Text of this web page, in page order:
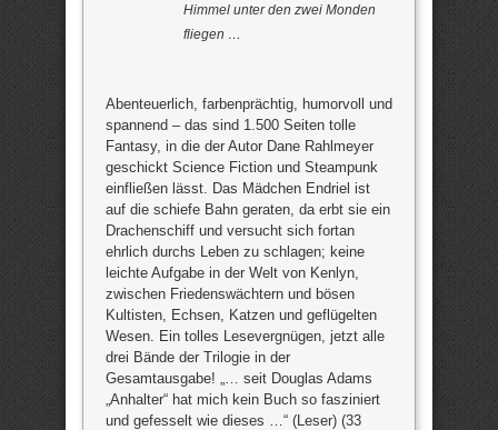
Himmel unter den zwei Monden
fliegen …
Abenteuerlich, farbenprächtig, humorvoll und
spannend – das sind 1.500 Seiten tolle
Fantasy, in die der Autor Dane Rahlmeyer
geschickt Science Fiction und Steampunk
einfließen lässt. Das Mädchen Endriel ist
auf die schiefe Bahn geraten, da erbt sie ein
Drachenschiff und versucht sich fortan
ehrlich durchs Leben zu schlagen; keine
leichte Aufgabe in der Welt von Kenlyn,
zwischen Friedenswächtern und bösen
Kultisten, Echsen, Katzen und geflügelten
Wesen. Ein tolles Lesevergnügen, jetzt alle
drei Bände der Trilogie in der
Gesamtausgabe! „… seit Douglas Adams
„Anhalter“ hat mich kein Buch so fasziniert
und gefesselt wie dieses …“ (Leser) (33